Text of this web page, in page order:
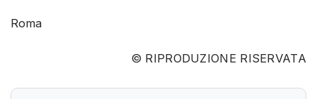
Roma
© RIPRODUZIONE RISERVATA